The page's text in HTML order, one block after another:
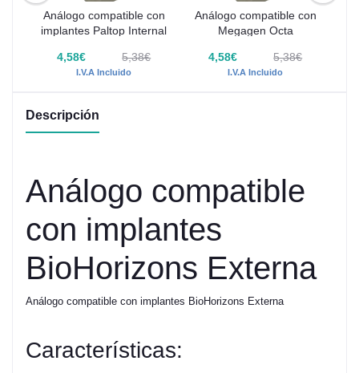
Análogo compatible con
implantes Paltop Internal
4,58€ 5,38€
I.V.A Incluido
Análogo compatible con
Megagen Octa
4,58€ 5,38€
I.V.A Incluido
Descripción
Análogo compatible
con implantes
BioHorizons Externa
Análogo compatible con implantes BioHorizons Externa
Características: